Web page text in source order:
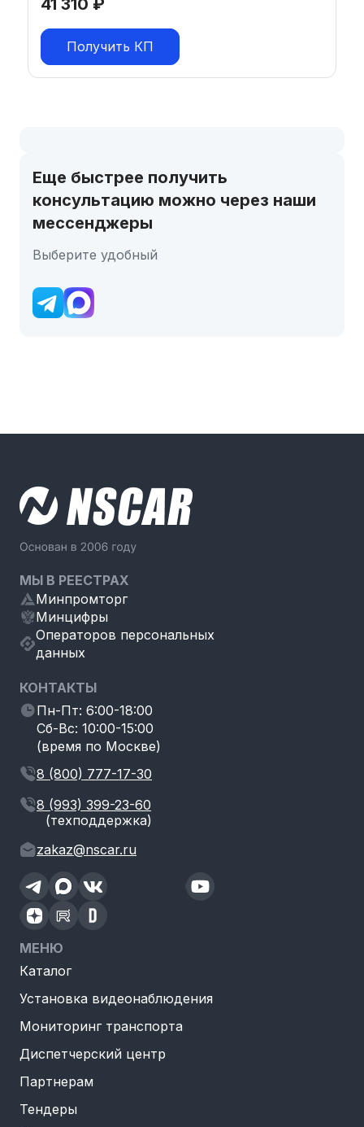
41 310 ₽
Получить КП
Еще быстрее получить
консультацию можно через наши
мессенджеры
Выберите удобный
МЫ В РЕЕСТРАХ
Минпромторг
Минцифры
Операторов персональных
данных
КОНТАКТЫ
Пн-Пт: 6:00-18:00
Сб-Вс: 10:00-15:00
(время по Москве)
8 (800) 777-17-30
8 (993) 399-23-60
(техподдержка)
zakaz@nscar.ru
МЕНЮ
Каталог
Установка видеонаблюдения
Мониторинг транспорта
Диспетчерский центр
Партнерам
Тендеры